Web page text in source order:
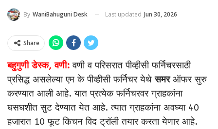
By WaniBahuguni Desk Last updated Jun 30, 2026
Share
बहुगुणी डेस्क, वणी: वणी व परिसरात पीव्हीसी फर्निचरसाठी
प्रसिद्ध असलेल्या एम के पीव्हीसी फर्निचर येथेसमरऑफर सुरु
करण्यात आली आहे. यात प्रत्येक फर्निचरवर ग्राहकांना
घसघशीत सुट देण्यात येत आहे. त्यात ग्राहकांना अवघ्या 40
हजारात 10 फूट किचन विद ट्रॉली तयार करता येणार आहे.